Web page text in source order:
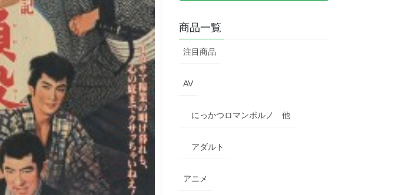
商品一覧
注目商品
AV
にっかつロマンポルノ 他
アダルト
アニメ